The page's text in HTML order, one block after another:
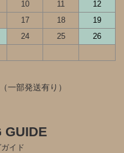
10 11
12
17 18
19
24 25
26
一部発送有り）
GUIDE
イド